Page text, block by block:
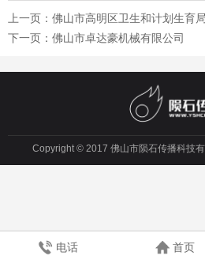
上一页： 佛山市高明区卫生和计划生育局
下一页： 佛山市卓达豪机械有限公司
Copyright © 2017 佛山市陨石传播科技
电话 首页